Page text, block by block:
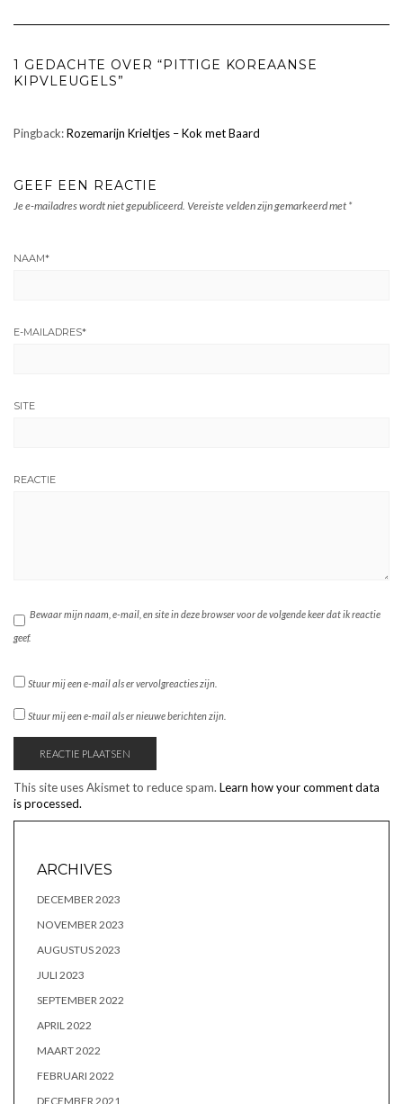
1 GEDACHTE OVER “PITTIGE KOREAANSE
KIPVLEUGELS”
Pingback:Rozemarijn Krieltjes – Kok met Baard
GEEF EEN REACTIE
Je e-mailadres wordt niet gepubliceerd. Vereiste velden zijn gemarkeerd met *
NAAM*
E-MAILADRES*
SITE
REACTIE
Bewaar mijn naam, e-mail, en site in deze browser voor de volgende keer dat ik reactie
geef.
Stuur mij een e-mail als er vervolgreacties zijn.
Stuur mij een e-mail als er nieuwe berichten zijn.
This site uses Akismet to reduce spam. Learn how your comment data
is processed.
ARCHIVES
DECEMBER 2023
NOVEMBER 2023
AUGUSTUS 2023
JULI 2023
SEPTEMBER 2022
APRIL 2022
MAART 2022
FEBRUARI 2022
DECEMBER 2021